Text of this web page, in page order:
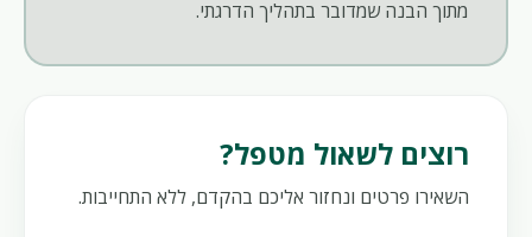
מתוך הבנה שמדובר בתהליך הדרגתי.
רוצים לשאול מטפל?
השאירו פרטים ונחזור אליכם בהקדם, ללא התחייבות.